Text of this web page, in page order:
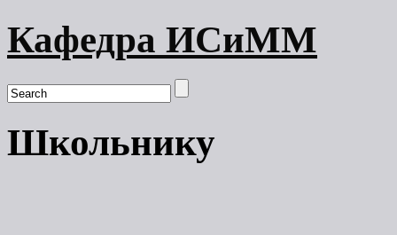
Кафедра ИСиММ
Школьнику